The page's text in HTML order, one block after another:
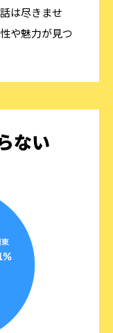
は尽きませ
や魅力が見つ
ない